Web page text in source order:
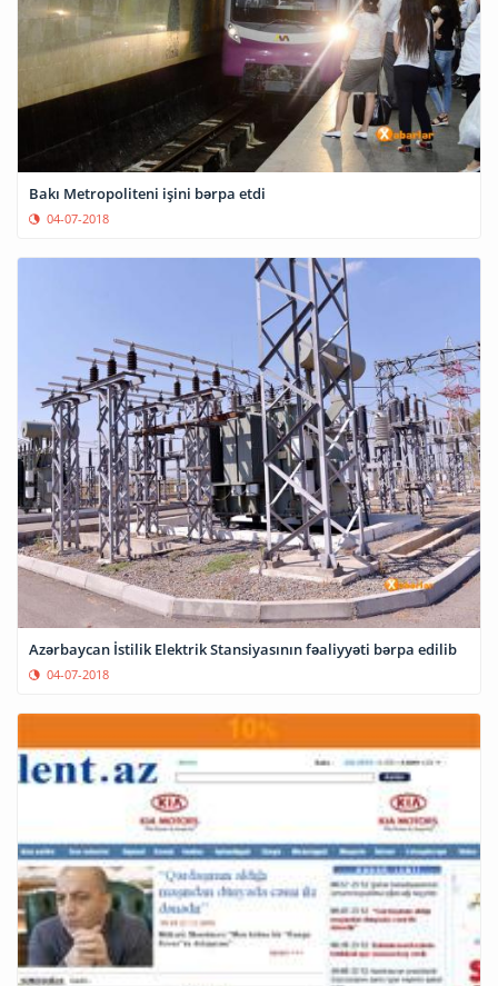
Bakı Metropoliteni işini bərpa etdi
04-07-2018
Azərbaycan İstilik Elektrik Stansiyasının fəaliyyəti bərpa edilib
04-07-2018